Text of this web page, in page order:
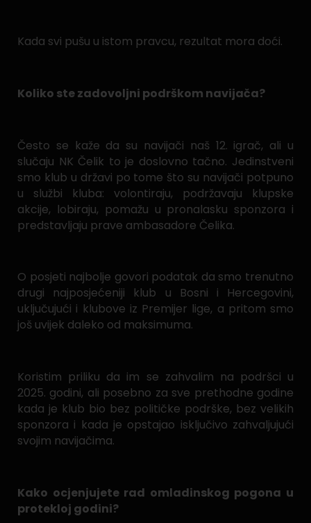
Kada svi pušu u istom pravcu, rezultat mora doći.
Koliko ste zadovoljni podrškom navijača?
Često se kaže da su navijači naš 12. igrač, ali u
slučaju NK Čelik to je doslovno tačno. Jedinstveni
smo klub u državi po tome što su navijači potpuno
u službi kluba: volontiraju, podržavaju klupske
akcije, lobiraju, pomažu u pronalasku sponzora i
predstavljaju prave ambasadore Čelika.
O posjeti najbolje govori podatak da smo trenutno
drugi najposjećeniji klub u Bosni i Hercegovini,
uključujući i klubove iz Premijer lige, a pritom smo
još uvijek daleko od maksimuma.
Koristim priliku da im se zahvalim na podršci u
2025. godini, ali posebno za sve prethodne godine
kada je klub bio bez političke podrške, bez velikih
sponzora i kada je opstajao isključivo zahvaljujući
svojim navijačima.
Kako ocjenjujete rad omladinskog pogona u
protekloj godini?